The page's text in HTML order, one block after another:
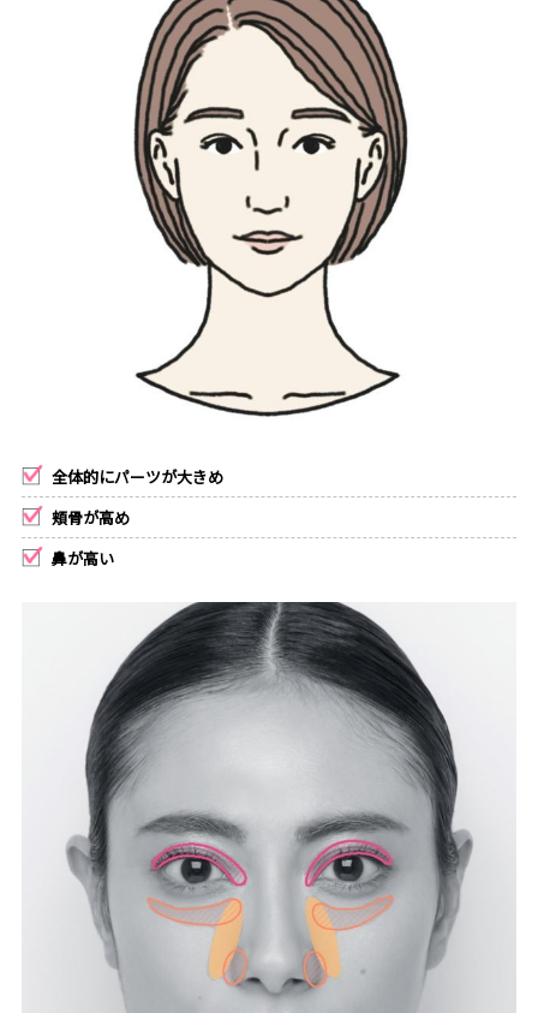
全体的にパーツが大きめ
頬骨が高め
鼻が高い